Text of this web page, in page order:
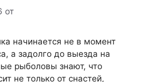
от
начинается не в момент
а задолго до выезда на
рыболовы знают, что
не только от снастей,